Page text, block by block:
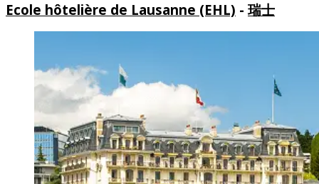
Ecole hôtelière de Lausanne (EHL) - 瑞士